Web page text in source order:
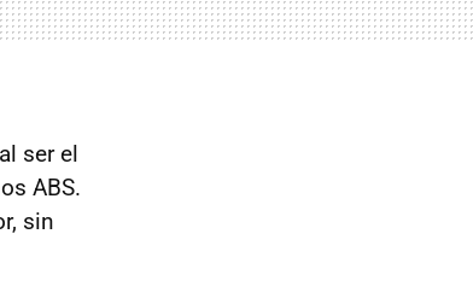
ser el
ABS.
sin